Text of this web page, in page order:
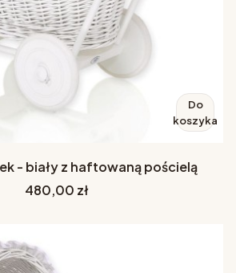
Do
koszyka
- biały z haftowaną pościelą
Cena
480,00 zł